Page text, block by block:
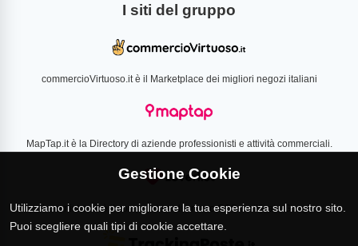
I siti del gruppo
commercioVirtuoso.it è il Marketplace dei migliori negozi italiani
MapTap.it è la Directory di aziende professionisti e attività commerciali.
Loverlist.com è il comparatore di prezzo CSS certificato Google
Gestione Cookie
Utilizziamo i cookie per migliorare la tua esperienza sul nostro sito.
Puoi scegliere quali tipi di cookie accettare.